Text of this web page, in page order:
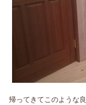
帰ってきてこのような